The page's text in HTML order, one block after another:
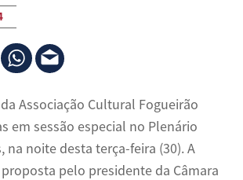
Associação Cultural Fogueirão
em sessão especial no Plenário
na noite desta terça-feira (30). A
pelo presidente da Câmara